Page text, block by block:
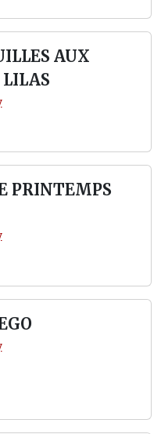
AUX
LILAS
PRINTEMPS